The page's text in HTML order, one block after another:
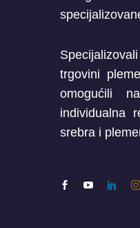
trgovini
omogućili
individualna
srebra i